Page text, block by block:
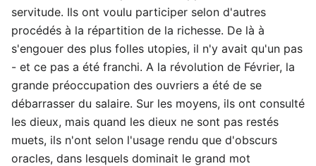
servitude. Ils ont voulu participer selon d'autres
procédés à la répartition de la richesse. De là à
s'engouer des plus folles utopies, il n'y avait qu'un pas
- et ce pas a été franchi. A la révolution de Février, la
grande préoccupation des ouvriers a été de se
débarrasser du salaire. Sur les moyens, ils ont consulté
les dieux, mais quand les dieux ne sont pas restés
muets, ils n'ont selon l'usage rendu que d'obscurs
oracles, dans lesquels dominait le grand mot